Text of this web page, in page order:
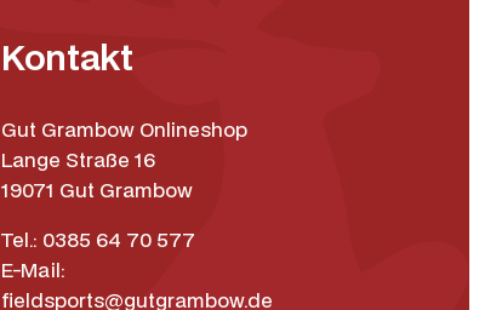
Kontakt
Gut Grambow Onlineshop
Lange Straße 16
19071 Gut Grambow
Tel.: 0385 64 70 577
E-Mail:
fieldsports@gutgrambow.de